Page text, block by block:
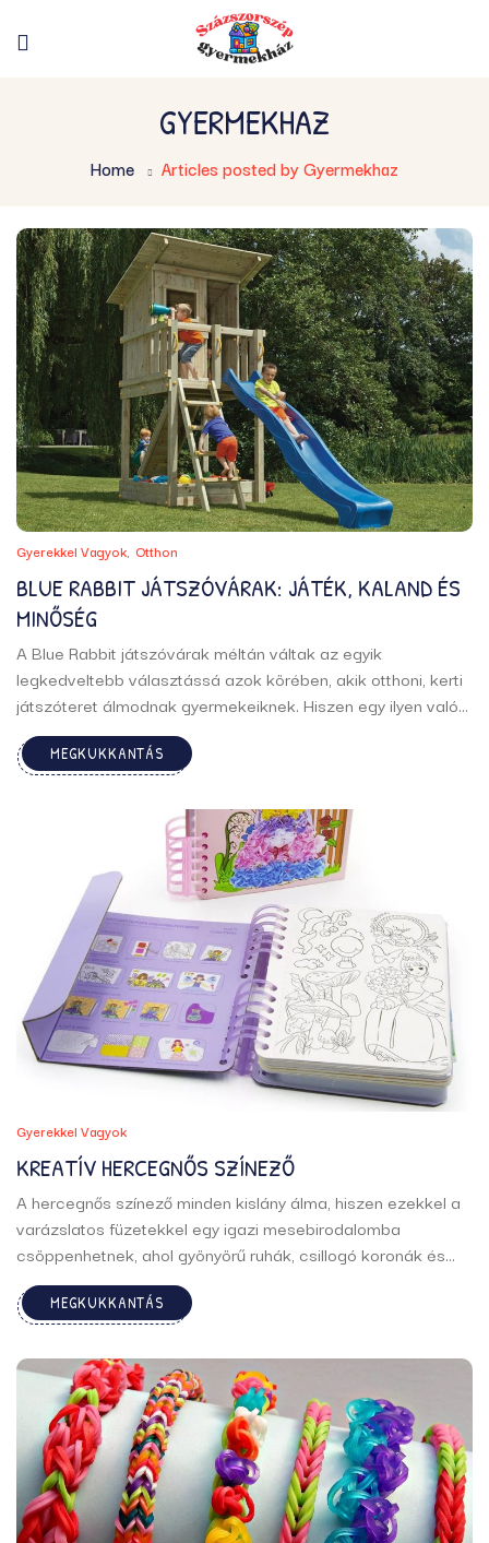
GYERMEKHAZ
Home Articles posted by Gyermekhaz
Gyerekkel Vagyok Otthon
BLUE RABBIT JÁTSZÓVÁRAK: JÁTÉK, KALAND ÉS
MINŐSÉG
A Blue Rabbit játszóvárak méltán váltak az egyik
legkedveltebb választássá azok körében, akik otthoni, kerti
játszóteret álmodnak gyermekeiknek. Hiszen egy ilyen valódi
élményközpont, amiben minden megtalálható, amit egy
gyermek csak kívánhat: mászás, csúszdázás, hintázás,
rejtőzködés, kalandozás és rengeteg nevetés. A Blue Rabbit
MEGKUKKANTÁS
Gyerekkel Vagyok
KREATÍV HERCEGNŐS SZÍNEZŐ
A hercegnős színező minden kislány álma, hiszen ezekkel a
varázslatos füzetekkel egy igazi mesebirodalomba
csöppenhetnek, ahol gyönyörű ruhák, csillogó koronák és
elbűvölő paloták várják őket. A gyerekek azért szeretik a
hercegnős színezőket, mert ezekkel életre kelthetik kedvenc
mesehőseiket, és saját maguk tehetik még szebbé, ...
MEGKUKKANTÁS